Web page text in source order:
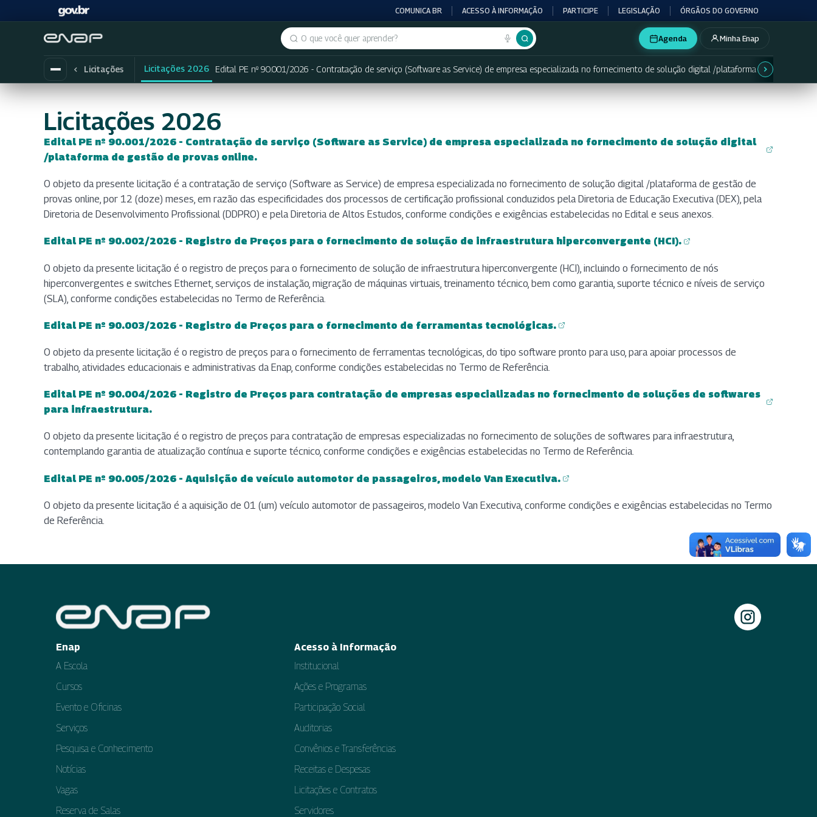
COMUNICA BR ACESSO À INFORMAÇÃO PARTICIPE LEGISLAÇÃO ÓRGÃOS DO GOVERNO
Buscar no portal
Agenda Minha Enap
Licitações Licitações 2026 Edital PE nº 90.001/2026 - Contratação de serviço (Software as Service) de empresa especializada no fornecimento de solução digital /plataforma de gestão de
Licitações 2026
Edital PE nº 90.001/2026 - Contratação de serviço (Software as Service) de empresa especializada no fornecimento de solução digital
/plataforma de gestão de provas online.
(abre em nova aba)
(abre em nova aba)
(abre em nova aba)
(abre em nova aba)
(abre em nova aba)
O objeto da presente licitação é a contratação de serviço (Software as Service) de empresa especializada no fornecimento de solução digital /plataforma de gestão de
provas online, por 12 (doze) meses, em razão das especificidades dos processos de certificação profissional conduzidos pela Diretoria de Educação Executiva (DEX), pela
Diretoria de Desenvolvimento Profissional (DDPRO) e pela Diretoria de Altos Estudos, conforme condições e exigências estabelecidas no Edital e seus anexos.
Edital PE nº 90.002/2026 - Registro de Preços para o fornecimento de solução de infraestrutura hiperconvergente (HCI).
(abre em nova aba)
(abre em nova aba)
(abre em nova aba)
(abre em nova aba)
(abre em nova aba)
O objeto da presente licitação é o registro de preços para o fornecimento de solução de infraestrutura hiperconvergente (HCI), incluindo o fornecimento de nós
hiperconvergentes e switches Ethernet, serviços de instalação, migração de máquinas virtuais, treinamento técnico, bem como garantia, suporte técnico e níveis de serviço
(SLA), conforme condições estabelecidas no Termo de Referência.
Edital PE nº 90.003/2026 - Registro de Preços para o fornecimento de ferramentas tecnológicas.
(abre em nova aba)
(abre em nova aba)
(abre em nova aba)
(abre em nova aba)
(abre em nova aba)
O objeto da presente licitação é o registro de preços para o fornecimento de ferramentas tecnológicas, do tipo software pronto para uso, para apoiar processos de
trabalho, atividades educacionais e administrativas da Enap, conforme condições estabelecidas no Termo de Referência.
Edital PE nº 90.004/2026 - Registro de Preços para contratação de empresas especializadas no fornecimento de soluções de softwares
para infraestrutura.
(abre em nova aba)
(abre em nova aba)
(abre em nova aba)
(abre em nova aba)
(abre em nova aba)
O objeto da presente licitação é o registro de preços para contratação de empresas especializadas no fornecimento de soluções de softwares para infraestrutura,
contemplando garantia de atualização contínua e suporte técnico, conforme condições e exigências estabelecidas no Termo de Referência.
Edital PE nº 90.005/2026 - Aquisição de veículo automotor de passageiros, modelo Van Executiva.
(abre em nova aba)
(abre em nova aba)
(abre em nova aba)
(abre em nova aba)
(abre em nova aba)
O objeto da presente licitação é a aquisição de 01 (um) veículo automotor de passageiros, modelo Van Executiva, conforme condições e exigências estabelecidas no Termo
de Referência.
Enap
A Escola
Cursos
Evento e Oficinas
Serviços
Pesquisa e Conhecimento
Notícias
Vagas
Reserva de Salas
Acesso à Informação
Institucional
Ações e Programas
Participação Social
Auditorias
Convênios e Transferências
Receitas e Despesas
Licitações e Contratos
Servidores